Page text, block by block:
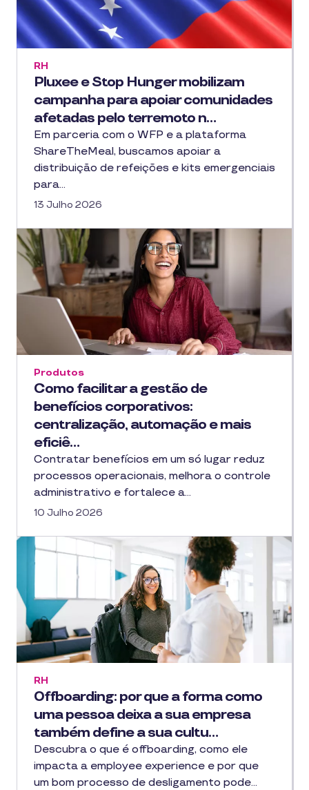
Pluxee e Stop Hunger mobilizam
campanha para apoiar comunidades
afetadas pelo terremoto n…
RH
Em parceria com o WFP e a plataforma
ShareTheMeal, buscamos apoiar a
distribuição de refeições e kits emergenciais
para…
13 Julho 2026
Como facilitar a gestão de
benefícios corporativos:
centralização, automação e mais
eficiê…
Produtos
Contratar benefícios em um só lugar reduz
processos operacionais, melhora o controle
administrativo e fortalece a…
10 Julho 2026
Offboarding: por que a forma como
uma pessoa deixa a sua empresa
também define a sua cultu…
RH
Descubra o que é offboarding, como ele
impacta a employee experience e por que
um bom processo de desligamento pode…